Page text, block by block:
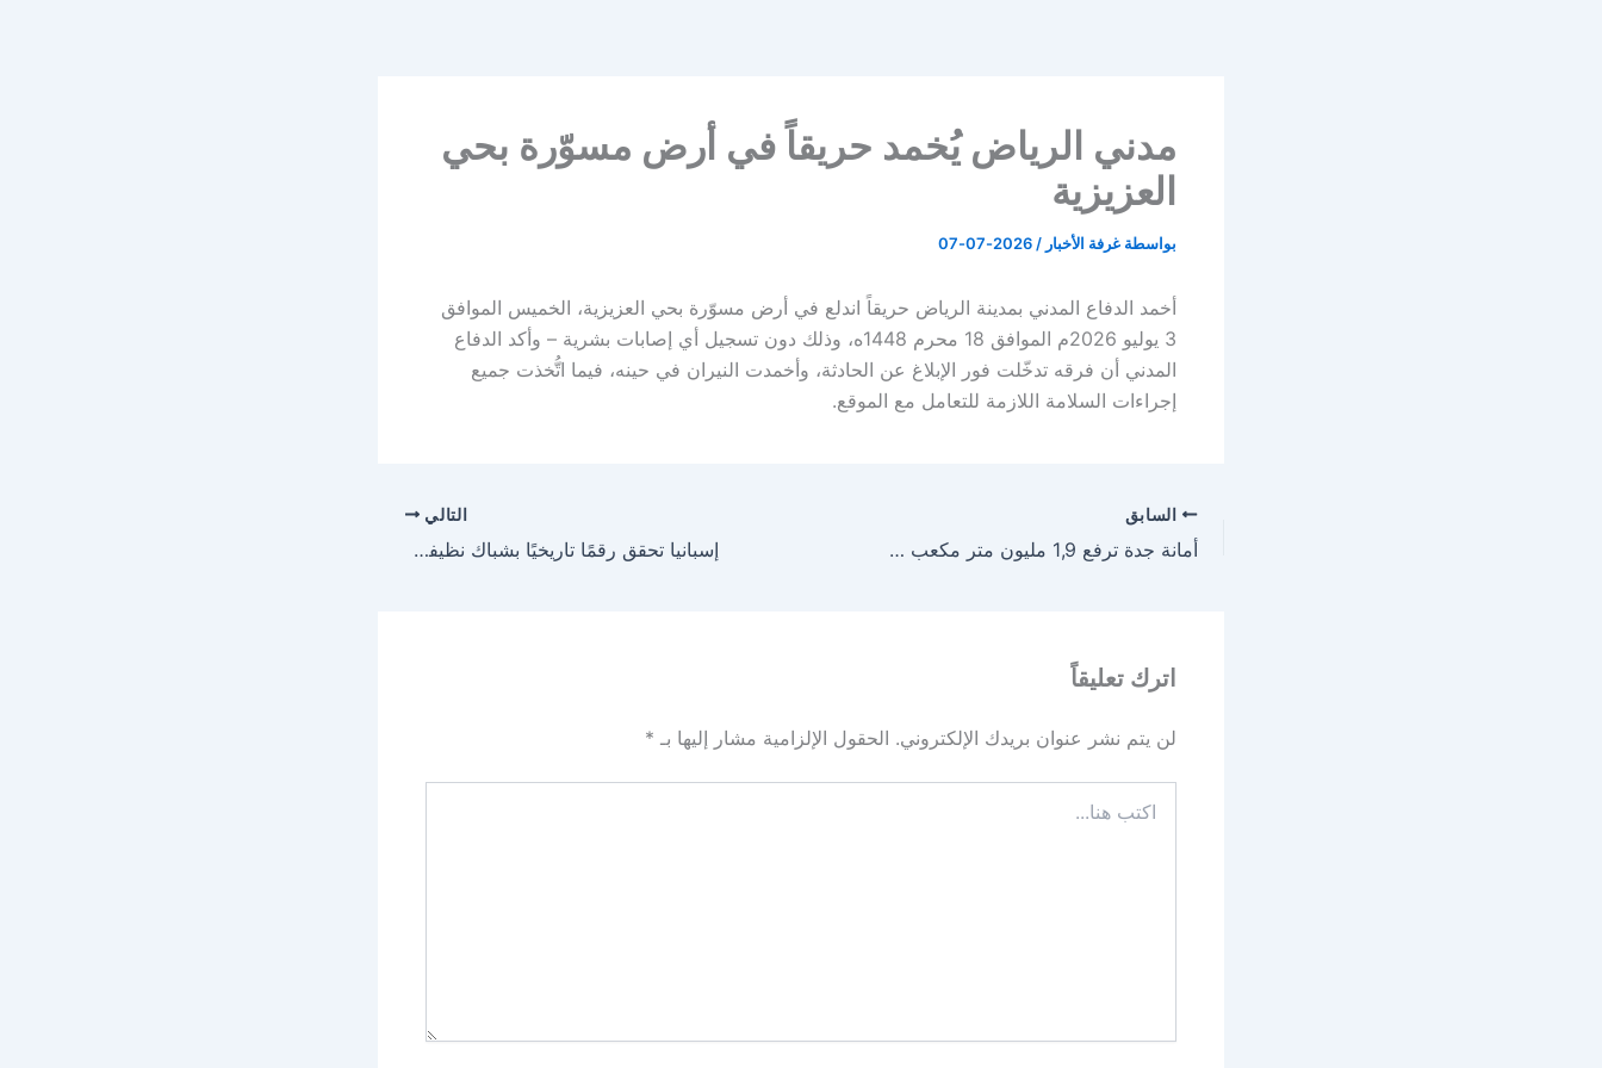
مدني الرياض يُخمد حريقاً في أرض مسوّرة بحي
العزيزية
بواسطة غرفة الأخبار /
2026-07-07
أخمد الدفاع المدني بمدينة الرياض حريقاً اندلع في أرض مسوّرة بحي العزيزية، الخميس الموافق
3 يوليو 2026م الموافق 18 محرم 1448ه، وذلك دون تسجيل أي إصابات بشرية – وأكد الدفاع
المدني أن فرقه تدخّلت فور الإبلاغ عن الحادثة، وأخمدت النيران في حينه، فيما اتُّخذت جميع
إجراءات السلامة اللازمة للتعامل مع الموقع.
السابق
أمانة جدة ترفع 1,9 مليون متر مكعب من مخلفات البناء والهدم
التالي
إسبانيا تحقق رقمًا تاريخيًا بشباك نظيفة وتبلغ ربع النهائي
اترك تعليقاً
لن يتم نشر عنوان بريدك الإلكتروني. الحقول الإلزامية مشار إليها بـ *
هنا...